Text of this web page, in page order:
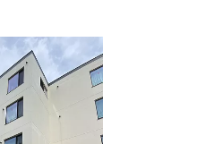
アロマ講座、腸活講座、ワークシ
して身体と心を整えよう！をテーマ